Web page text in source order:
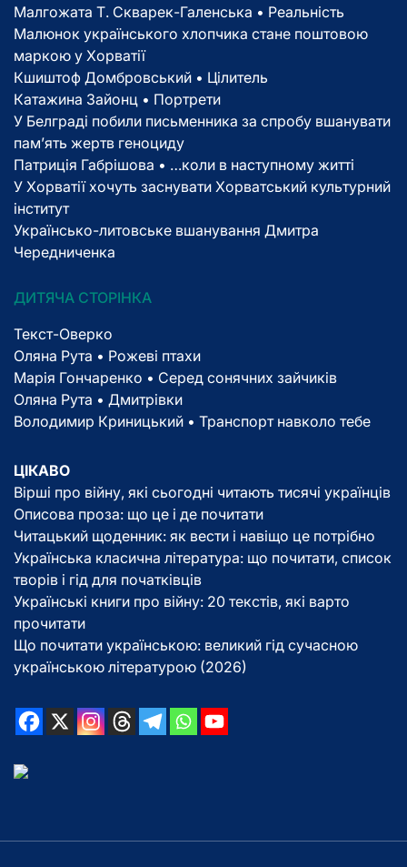
Малгожата Т. Скварек-Галенська • Реальність
Малюнок українського хлопчика стане поштовою
маркою у Хорватії
Кшиштоф Домбровський • Цілитель
Катажина Зайонц • Портрети
У Белграді побили письменника за спробу вшанувати
пам’ять жертв геноциду
Патриція Габрішова • …коли в наступному житті
У Хорватії хочуть заснувати Хорватський культурний
інститут
Українсько-литовське вшанування Дмитра
Чередниченка
ДИТЯЧА СТОРІНКА
Текст-Оверко
Оляна Рута • Рожеві птахи
Марія Гончаренко • Серед сонячних зайчиків
Оляна Рута • Дмитрівки
Володимир Криницький • Транспорт навколо тебе
ЦІКАВО
Вірші про війну, які сьогодні читають тисячі українців
Описова проза: що це і де почитати
Читацький щоденник: як вести і навіщо це потрібно
Українська класична література: що почитати, список
творів і гід для початківців
Українські книги про війну: 20 текстів, які варто
прочитати
Що почитати українською: великий гід сучасною
українською літературою (2026)